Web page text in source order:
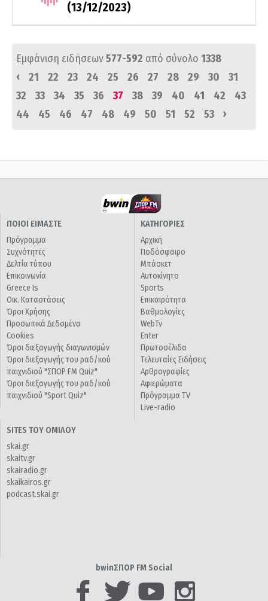
(13/12/2023)
Εμφάνιση ειδήσεων577-592 από σύνολο 1338
‹
21 22 23 24 25 26 27 28 29 30
31
32
33 34 35 36 37 38 39 40 41 42
43
44
45 46 47 48 49 50 51 52 53 ›
ΠΟΙΟΙ ΕΙΜΑΣΤΕ
Πρόγραμμα
Συχνότητες
Δελτία τύπου
Επικοινωνία
Greece Is
Οικ. Καταστάσεις
Όροι Χρήσης
Προσωπικά Δεδομένα
Cookies
Όροι διεξαγωγής διαγωνισμών
Όροι διεξαγωγής του ραδ/κού
παιχνιδιού "ΣΠΟΡ FM Quiz"
Όροι διεξαγωγής του ραδ/κού
παιχνιδιού "Sport Quiz"
ΚΑΤΗΓΟΡΙΕΣ
Αρχική
Ποδόσφαιρο
Μπάσκετ
Αυτοκίνητο
Sports
Επικαιρότητα
Βαθμολογίες
WebTv
Enter
Πρωτοσέλιδα
Τελευταίες Ειδήσεις
Αρθρογραφίες
Αφιερώματα
Πρόγραμμα TV
Live-radio
SITES ΤΟΥ ΟΜΙΛΟΥ
skai.gr
skaitv.gr
skairadio.gr
skaikairos.gr
podcast.skai.gr
bwinΣΠΟΡ FM Social